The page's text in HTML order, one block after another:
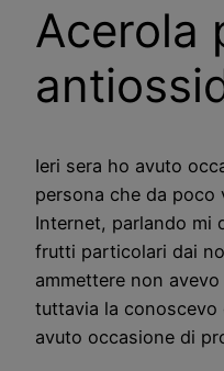
Acerola
Ieri sera ho avuto
persona che da poco
Internet, parlando mi
frutti particolari dai
ammettere non
tuttavia la conoscevo
avuto occasione di